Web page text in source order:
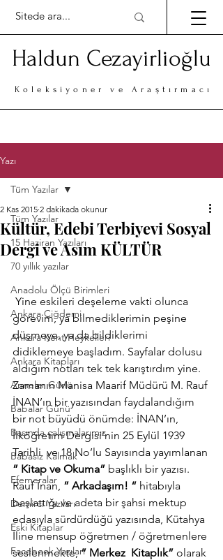
Haldun Cezayirlioğlu
Koleksiyoner ve Araştırmacı
Yazı
Tüm Yazılar
15 Haziran Yazıları
70 yıllık yazılar
Anadolu Ölçü Birimleri
Ankara Çiğdemi
Ankara Kent Heykelleri
Ankara Kitapları
Anneler Günü
Babalar Günü
Basında çalışmalarımız
Babasız Kalmak
Efemeralar
Demirci Yazıları
Eski Kitaplar
Facebook Yazıları
Tüm Yazılar
Kültür, Edebi Terbiyevi Sosyal
Dergi ve Asım KÜLTÜR
2 Kas 2015 2 dakikada okunur
görevim, ya bilmediklerimin peşine
düşmeye, ya da bildiklerimi
didiklemeye başladım. Sayfalar dolusu
aldığım notları tek tek karıştırdım yine.
Zamanın Manisa Maarif Müdürü M. Rauf
İNAN’ın bir yazısından faydalandığım
bir not büyüdü önümde: İNAN’ın,
İlköğretim Dergisi’nin 25 Eylül 1939
Tarihli  ve 18 No’lu Sayısında yayımlanan
” Kitap ve Okuma” başlıklı bir yazısı.
Rauf İnan, ” Arkadaşım! “ hitabıyla
başlattığı ve adeta bir şahsi mektup
edasıyla sürdürdüğü yazısında, Kütahya
İline mensup öğretmen / öğretmenlere
seslenmekte, ” Merkez  Kitaplık” olarak